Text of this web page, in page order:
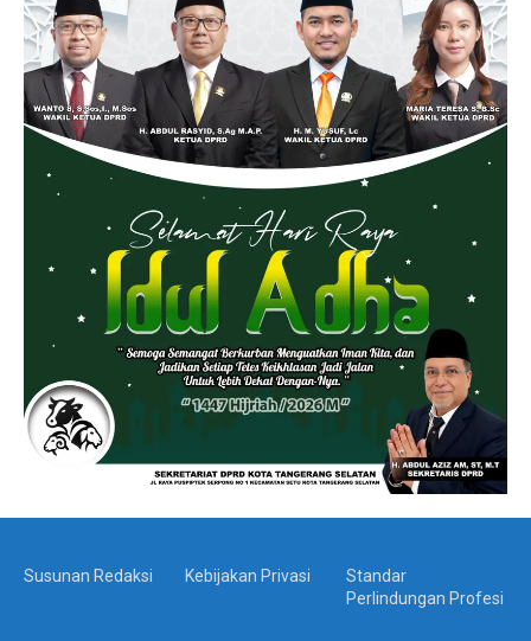
Susunan Redaksi Kebijakan Privasi
Standar
Perlindungan Profesi